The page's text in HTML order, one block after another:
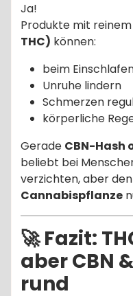
Ja!
Produkte mit reinem
THC) können:
beim
Unruhe lindern
Schmerzen
körperliche
Gerade CBN-Hash
beliebt bei
verzichten, aber
Cannabispflanze
🚀 Fazit:
aber CBN
rund